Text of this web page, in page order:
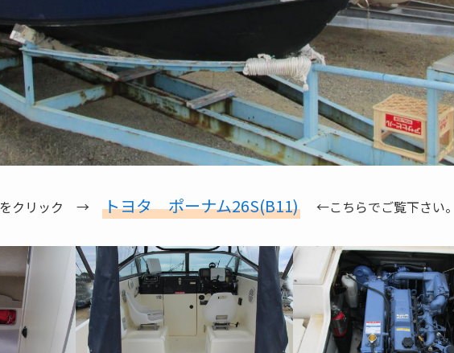
をクリック → トヨタ ポーナム26S(B11) ←こちらでご覧下さい。